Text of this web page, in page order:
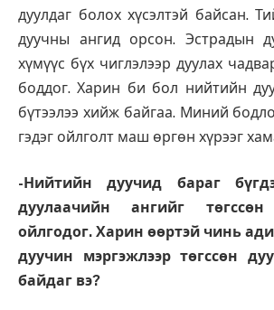
дуулдаг болох хүсэлтэй байсан.
дуучны ангид орсон. Эстрадын
хүмүүс бүх чиглэлээр дуулах
боддог. Харин би бол нийтийн
бүтээлээ хийж байгаа. Миний
гэдэг ойлголт маш өргөн хүрээг
-Нийтийн дуучид бараг
дуулаачийн ангийг
ойлгодог. Харин өөртэй чинь
дуучин мэргэжлээр төгссөн
байдаг вэ?